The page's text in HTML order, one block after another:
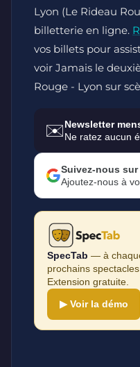
Lyon (Le Rideau
billetterie en ligne.
vos billets pour
voir Jamais le
Rouge - Lyon sur
✉️Newsletter
Ne ratez aucun
Suivez-nous
Ajoutez-nous à
SpecTab — à
prochains
Extension gratuite.
▶ Voir la démo